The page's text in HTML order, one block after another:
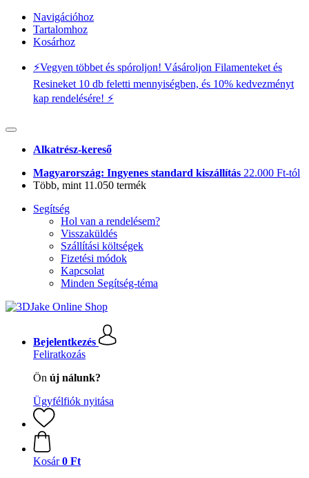
Navigációhoz
Tartalomhoz
Kosárhoz
⚡️Vegyen többet és spóroljon! Vásároljon Filamenteket és
Resineket 10 db feletti mennyiségben, és 10% kedvezményt
kap rendelésére! ⚡️
Alkatrész-kereső
Magyarország: Ingyenes standard kiszállítás 22.000 Ft-tól
Több, mint 11.050 termék
Segítség
Hol van a rendelésem?
Visszaküldés
Szállítási költségek
Fizetési módok
Kapcsolat
Minden Segítség-téma
Bejelentkezés
Feliratkozás
Ön új nálunk?
Ügyfélfiók nyitása
Kosár 0 Ft